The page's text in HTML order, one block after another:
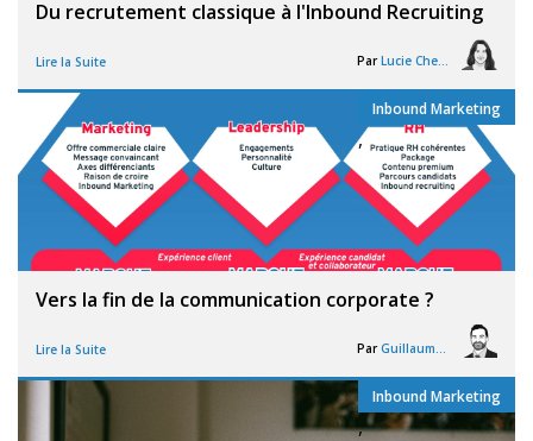
Du recrutement classique à l'Inbound Recruiting
Lire la Suite Par Lucie Chesné
Vers la fin de la communication corporate ?
Lire la Suite Par Guillaume Vigneron
Inbound Marketing
,
Inbound Marketing
,